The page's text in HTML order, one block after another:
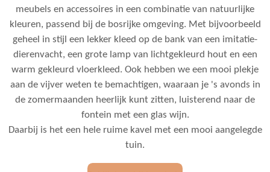
meubels en accessoires in een combinatie van natuurlijke
kleuren, passend bij de bosrijke omgeving. Met bijvoorbeeld
geheel in stijl een lekker kleed op de bank van een imitatie-
dierenvacht, een grote lamp van lichtgekleurd hout en een
warm gekleurd vloerkleed. Ook hebben we een mooi plekje
aan de vijver weten te bemachtigen, waaraan je 's avonds in
de zomermaanden heerlijk kunt zitten, luisterend naar de
fontein met een glas wijn.
Daarbij is het een hele ruime kavel met een mooi aangelegde
tuin.